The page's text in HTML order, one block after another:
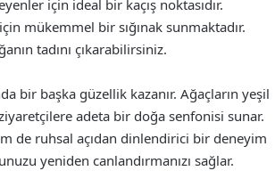
için ideal bir kaçış noktasıdır.
mükemmel bir sığınak sunmaktadır.
tadını çıkarabilirsiniz.
bir başka güzellik kazanır. Ağaçların yeşil
ziyaretçilere adeta bir doğa senfonisi sunar.
de ruhsal açıdan dinlendirici bir deneyim
yeniden canlandırmanızı sağlar.